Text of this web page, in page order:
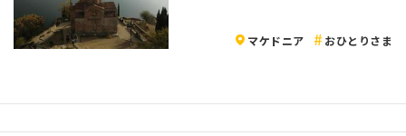
マケドニア おひとりさま